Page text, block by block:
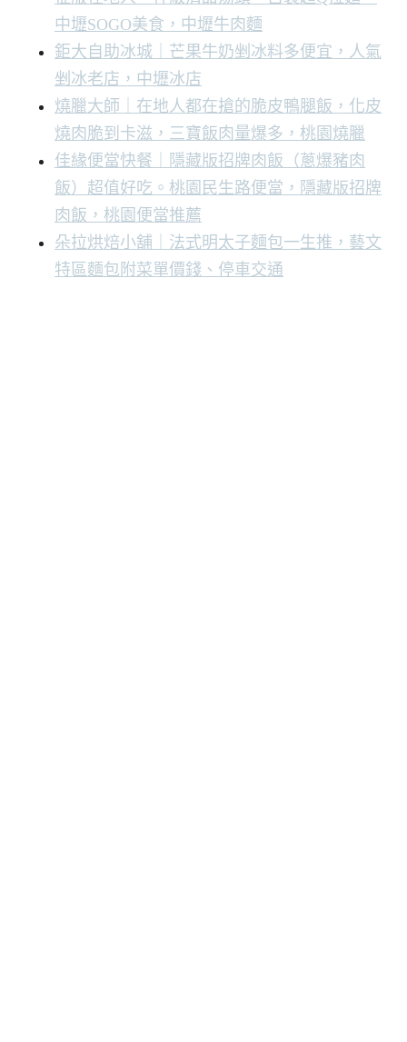
中壢SOGO美食，中壢牛肉麵
鉅大自助冰城｜芒果牛奶剉冰料多便宜，人氣
剉冰老店，中壢冰店
燒臘大師｜在地人都在搶的脆皮鴨腿飯，化皮
燒肉脆到卡滋，三寶飯肉量爆多，桃園燒臘
佳緣便當快餐｜隱藏版招牌肉飯（蔥爆豬肉
飯）超值好吃。桃園民生路便當，隱藏版招牌
肉飯，桃園便當推薦
朵拉烘焙小舖｜法式明太子麵包一生推，藝文
特區麵包附菜單價錢、停車交通